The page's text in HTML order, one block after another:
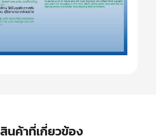
สินค้าที่เกี่ยวข้อง